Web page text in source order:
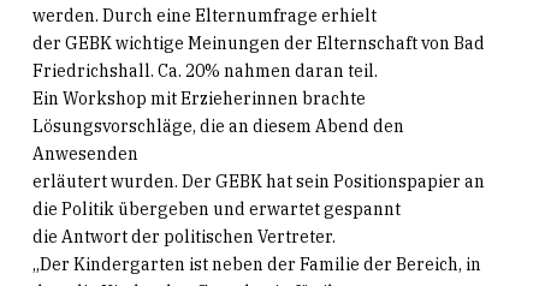
werden. Durch eine Elternumfrage erhielt
der GEBK wichtige Meinungen der Elternschaft von Bad
Friedrichshall. Ca. 20% nahmen daran teil.
Ein Workshop mit Erzieherinnen brachte
Lösungsvorschläge, die an diesem Abend den
Anwesenden
erläutert wurden. Der GEBK hat sein Positionspapier an
die Politik übergeben und erwartet gespannt
die Antwort der politischen Vertreter.
„Der Kindergarten ist neben der Familie der Bereich, in